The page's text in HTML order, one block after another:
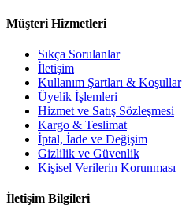
Müşteri Hizmetleri
Sıkça Sorulanlar
İletişim
Kullanım Şartları & Koşullar
Üyelik İşlemleri
Hizmet ve Satış Sözleşmesi
Kargo & Teslimat
İptal, İade ve Değişim
Gizlilik ve Güvenlik
Kişisel Verilerin Korunması
İletişim Bilgileri